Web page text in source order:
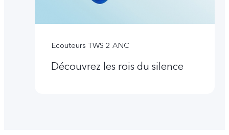
Ecouteurs TWS 2 ANC
Découvrez les rois du silence